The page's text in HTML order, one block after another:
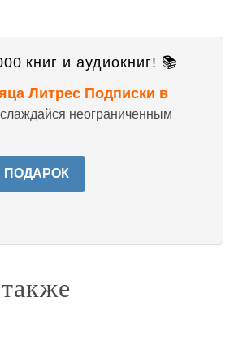
книг и аудиокниг! 📚
Литрес Подписки в
неограниченным
ПОДАРОК